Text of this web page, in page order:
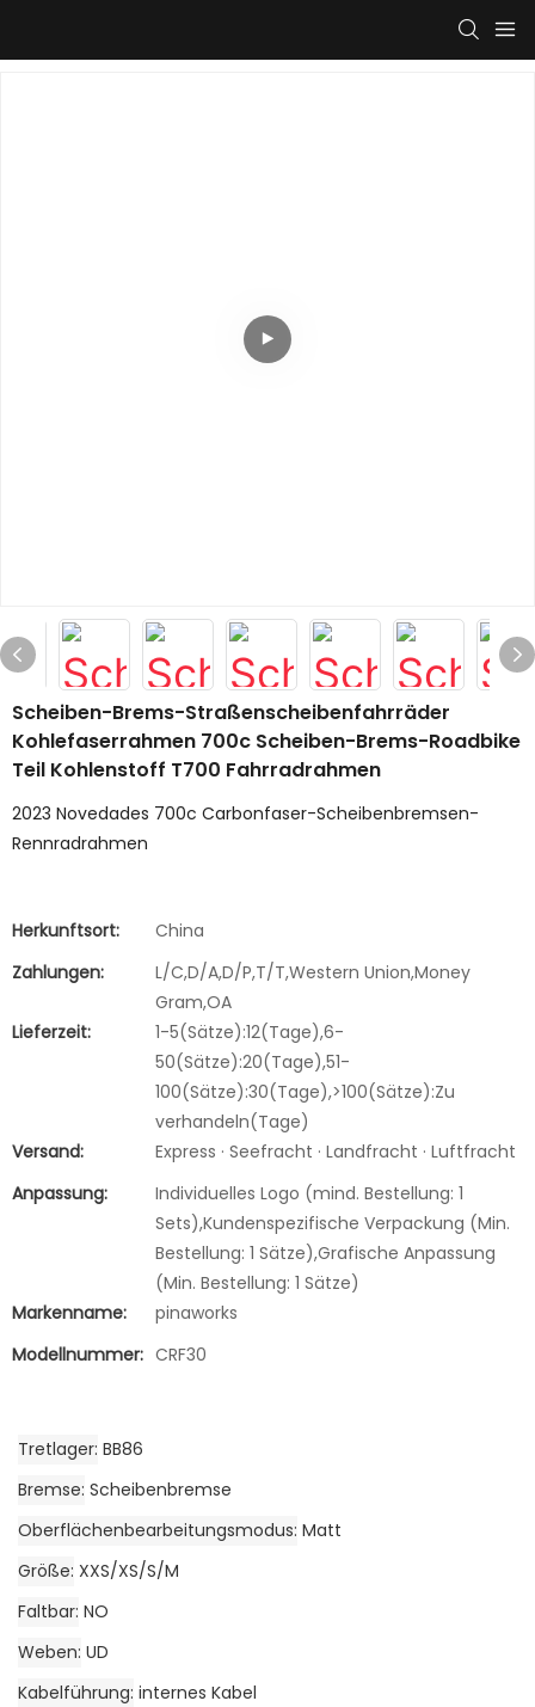
Scheiben-Brems-Straßenscheibenfahrräder
Kohlefaserrahmen 700c Scheiben-Brems-Roadbike
Teil Kohlenstoff T700 Fahrradrahmen
2023 Novedades 700c Carbonfaser-Scheibenbremsen-
Rennradrahmen
Herkunftsort:
China
Zahlungen:
L/C,D/A,D/P,T/T,Western Union,Money
Gram,OA
Lieferzeit:
1-5(Sätze):12(Tage),6-
50(Sätze):20(Tage),51-
100(Sätze):30(Tage),>100(Sätze):Zu
verhandeln(Tage)
Versand:
Express · Seefracht · Landfracht · Luftfracht
Anpassung:
Individuelles Logo (mind. Bestellung: 1
Sets),Kundenspezifische Verpackung (Min.
Bestellung: 1 Sätze),Grafische Anpassung
(Min. Bestellung: 1 Sätze)
Markenname:
pinaworks
Modellnummer: CRF30
Tretlager BB86
Bremse Scheibenbremse
Oberflächenbearbeitungsmodus Matt
Größe XXS/XS/S/M
Faltbar NO
Weben UD
Kabelführung internes Kabel